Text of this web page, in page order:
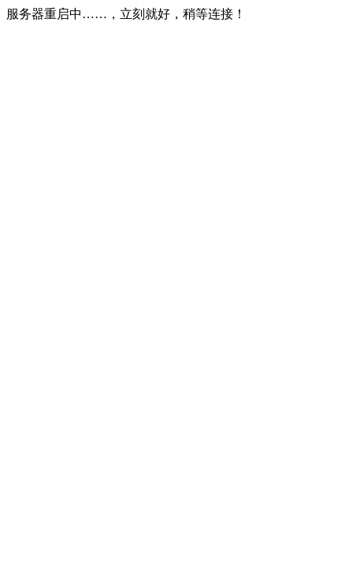
服务器重启中……，立刻就好，稍等连接！